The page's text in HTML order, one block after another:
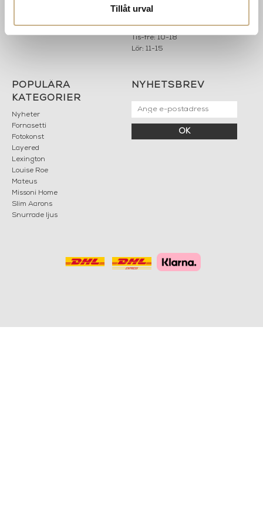
Tillåt urval
Sommarstängt
info@mariellastore.se
Mån: 12-18
Tis-fre: 10-18
Lör: 11-15
POPULÄRA
KATEGORIER
Nyheter
Fornasetti
Fotokonst
Layered
Lexington
Louise Roe
Mateus
Missoni Home
Slim Aarons
Snurrade ljus
NYHETSBREV
OK